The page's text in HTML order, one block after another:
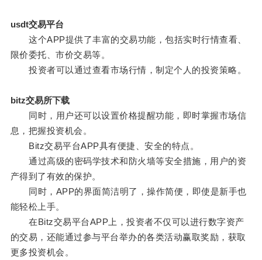
usdt交易平台
这个APP提供了丰富的交易功能，包括实时行情查看、
限价委托、市价交易等。
投资者可以通过查看市场行情，制定个人的投资策略。
bitz交易所下载
同时，用户还可以设置价格提醒功能，即时掌握市场信
息，把握投资机会。
Bitz交易平台APP具有便捷、安全的特点。
通过高级的密码学技术和防火墙等安全措施，用户的资
产得到了有效的保护。
同时，APP的界面简洁明了，操作简便，即使是新手也
能轻松上手。
在Bitz交易平台APP上，投资者不仅可以进行数字资产
的交易，还能通过参与平台举办的各类活动赢取奖励，获取
更多投资机会。